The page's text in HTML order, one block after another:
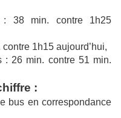
38 min. contre 1h25
1h15 aujourd’hui,
: 26 min. contre 51 min.
:
bus en correspondance